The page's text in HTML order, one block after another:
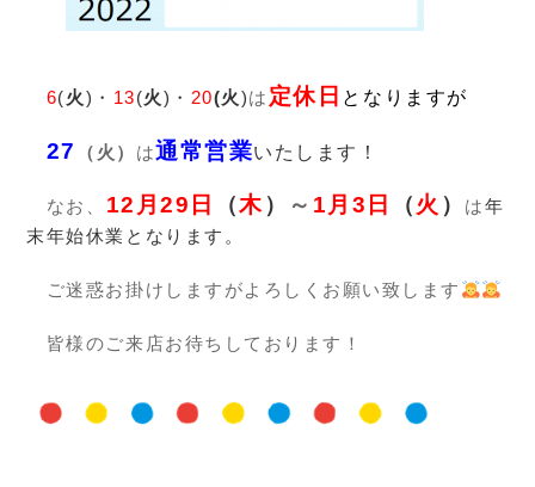
6(火)・ 13(火) ・ 20(火)は 定休日 と なりますが
27 （火） は通常営業いたします！
なお、 12 月29日 （木） ～ 1月3日 （ 火 ） は年
末年始休業となります。
ご迷惑お掛けしますがよろしくお願い致します
皆様のご来店お待ちしております！